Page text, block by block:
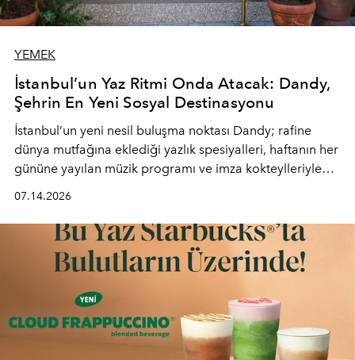
YEMEK
İstanbul’un Yaz Ritmi Onda Atacak: Dandy,
Şehrin En Yeni Sosyal Destinasyonu
İstanbul’un yeni nesil buluşma noktası Dandy; rafine
dünya mutfağına eklediği yazlık spesiyalleri, haftanın her
gününe yayılan müzik programı ve imza kokteylleriyle
lüks" anlayışıyla buluşturan mekan; gurme lezzetleri, iyi
müziği ve açık havadaki özel puro alanını tek bir çatı
altında sunuyor.
07.14.2026